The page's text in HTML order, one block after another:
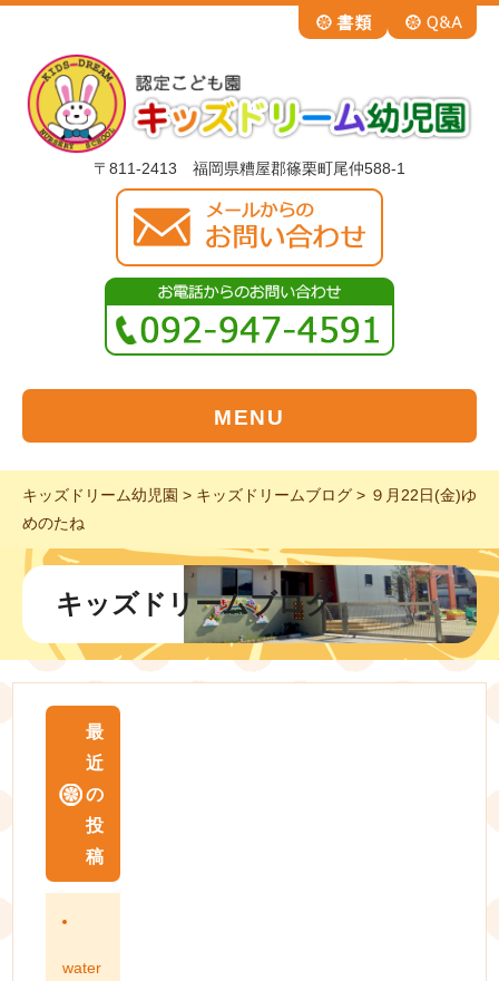
〒811-2413 福岡県糟屋郡篠栗町尾仲588-1
MENU
キッズドリーム幼児園 > キッズドリームブログ > ９月22日(金)ゆ
めのたね
キッズドリームブログ
最
近
の
投
稿
water